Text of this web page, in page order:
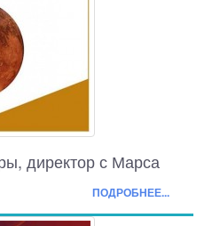
директор с Марса
ПОДРОБНЕЕ...